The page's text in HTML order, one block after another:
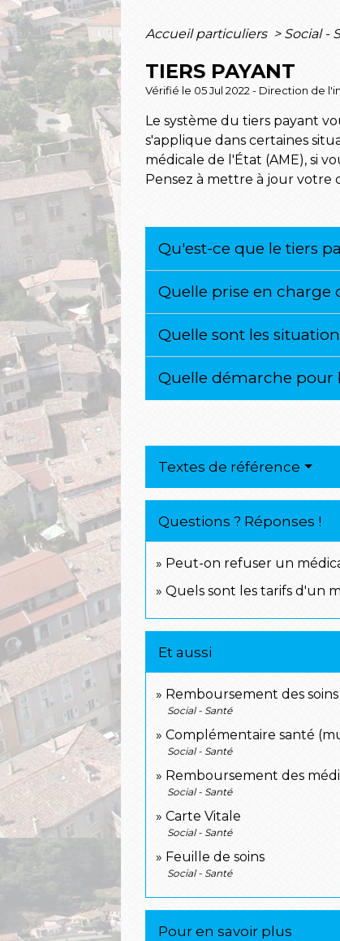
Accueil particuliers > Social -
TIERS PAYANT
Vérifié le 05 Jul 2022 - Direction de
Le système du tiers payant
s'applique dans certaines
médicale de l'État (AME), si
Pensez à mettre à jour votre
Qu'est-ce que le tiers
Quelle prise en charge
Quelle sont les
Quelle démarche pour
Textes de référence
Questions ? Réponses !
Peut-on refuser un
Quels sont les tarifs d'un
Et aussi
Remboursement des
Social - Santé
Complémentaire santé
Social - Santé
Remboursement des
Social - Santé
Carte Vitale
Social - Santé
Feuille de soins
Social - Santé
Pour en savoir plus